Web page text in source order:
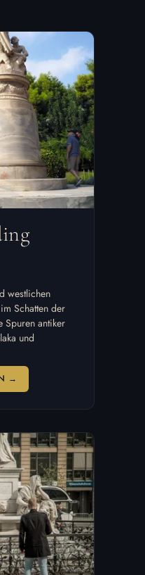
westlichen
Schatten der
antiker
und
→